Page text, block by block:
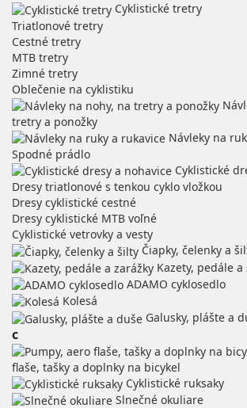
Cyklistické tretry
Triatlonové tretry
Cestné tretry
MTB tretry
Zimné tretry
Oblečenie na cyklistiku
tretry a ponožky
Návleky na
Spodné prádlo
Cyklistické
Dresy triatlonové s tenkou cyklo vložkou
Dresy cyklistické cestné
Dresy cyklistické MTB voľné
Cyklistické vetrovky a vesty
Čiapky, čelenky a
Kazety, pedále a
ADAMO cyklosedlo
Kolesá
Galusky, plášte a
c
flaše, tašky a doplnky na bicykel
Cyklistické ruksaky
Slnečné okuliare